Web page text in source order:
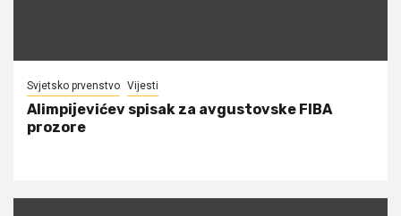
Svjetsko prvenstvo Vijesti
Alimpijevićev spisak za avgustovske FIBA
prozore